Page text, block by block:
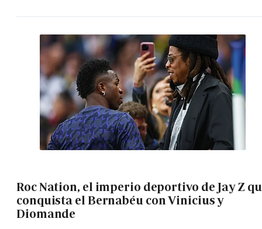
Roc Nation, el imperio deportivo de Jay Z
conquista el Bernabéu con Vinicius y
Diomande